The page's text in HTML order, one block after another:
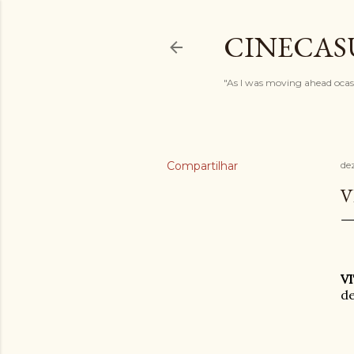
"As I was moving ahead
Compartilhar